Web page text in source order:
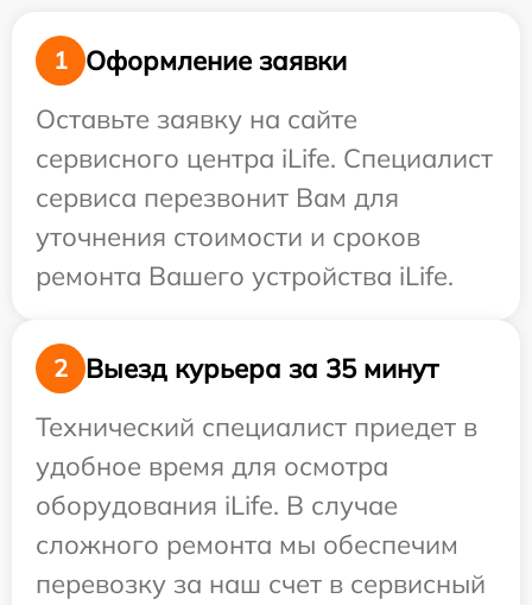
1
Оформление заявки
Оставьте заявку на сайте
сервисного центра iLife. Специалист
сервиса перезвонит Вам для
уточнения стоимости и сроков
ремонта Вашего устройства iLife.
2
Выезд курьера за 35 минут
Технический специалист приедет в
удобное время для осмотра
оборудования iLife. В случае
сложного ремонта мы обеспечим
перевозку за наш счет в сервисный